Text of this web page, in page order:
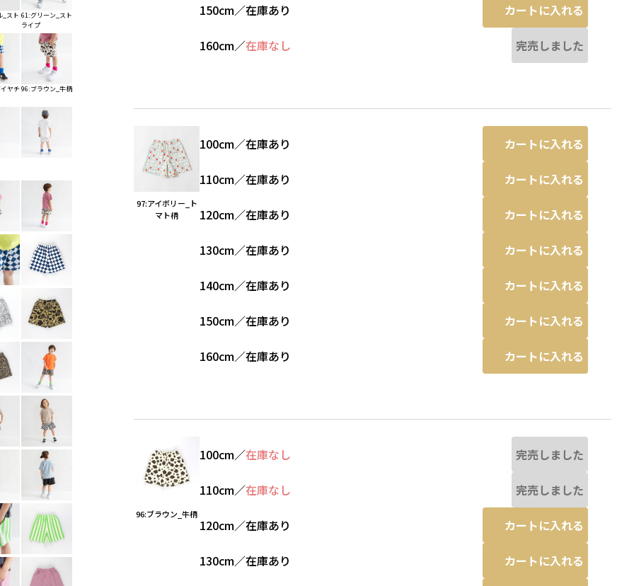
_スト 61:グリーン_スト
ライプ
ヤチ96:ブラウン_牛柄
150cm／在庫あり カートに入れる
160cm／在庫なし 完売しました
97:アイボリー_ト
マト柄
100cm／在庫あり カートに入れる
110cm／在庫あり カートに入れる
120cm／在庫あり カートに入れる
130cm／在庫あり カートに入れる
140cm／在庫あり カートに入れる
150cm／在庫あり カートに入れる
160cm／在庫あり カートに入れる
96:ブラウン_牛柄
100cm／在庫なし 完売しました
110cm／在庫なし 完売しました
120cm／在庫あり カートに入れる
130cm／在庫あり カートに入れる